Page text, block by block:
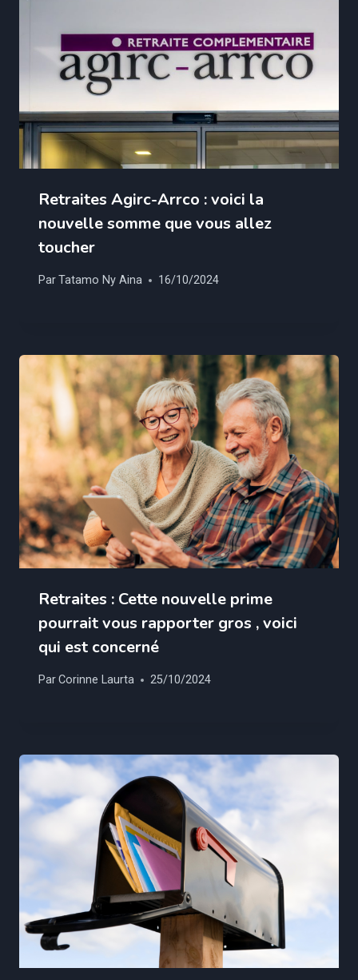
Retraites Agirc-Arrco : voici la
nouvelle somme que vous allez
toucher
ParTatamo Ny Aina 16/10/2024
Retraites : Cette nouvelle prime
pourrait vous rapporter gros , voici
qui est concerné
ParCorinne Laurta 25/10/2024